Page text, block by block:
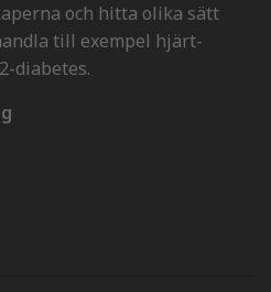
och hitta olika sätt
till exempel hjärt-
diabetes.